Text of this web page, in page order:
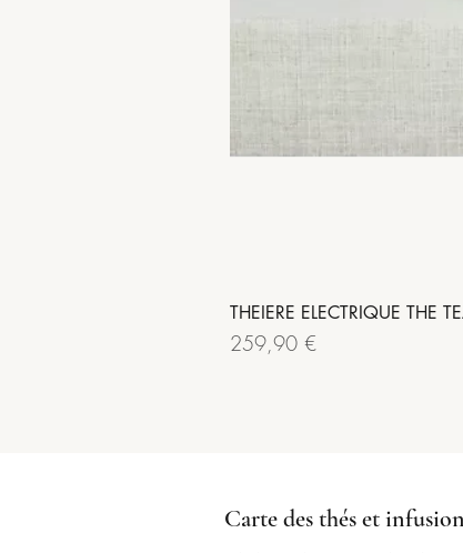
THEIERE ELECTRIQUE THE
Prix
259,90 €
Carte des thés et